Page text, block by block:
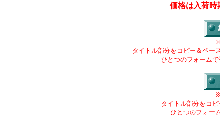
価格は入荷時
タイトル部分をコピー＆ペー
ひとつのフォーム
タイトル部分をコ
ひとつのフォー